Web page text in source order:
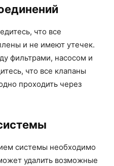
что все
и не имеют утечек.
фильтрами, насосом и
что все клапаны
проходить через
системы необходимо
удалить возможные